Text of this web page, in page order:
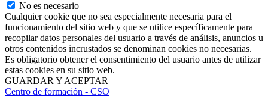
No es necesario
Cualquier cookie que no sea especialmente necesaria para el
funcionamiento del sitio web y que se utilice específicamente para
recopilar datos personales del usuario a través de análisis, anuncios u
otros contenidos incrustados se denominan cookies no necesarias.
Es obligatorio obtener el consentimiento del usuario antes de utilizar
estas cookies en su sitio web.
GUARDAR Y ACEPTAR
Centro de formación - CSO